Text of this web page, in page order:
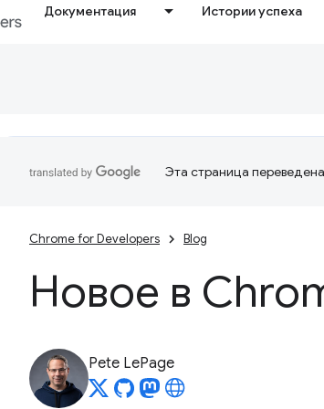
Документация Истории успеха
Эта страница
Chrome for Developers Blog
Новое в
Pete LePage